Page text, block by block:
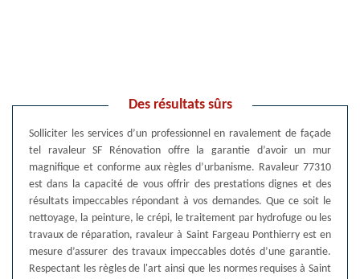
Des résultats sûrs
Solliciter les services d’un professionnel en ravalement de façade
tel ravaleur SF Rénovation offre la garantie d’avoir un mur
magnifique et conforme aux règles d’urbanisme. Ravaleur 77310
est dans la capacité de vous offrir des prestations dignes et des
résultats impeccables répondant à vos demandes. Que ce soit le
nettoyage, la peinture, le crépi, le traitement par hydrofuge ou les
travaux de réparation, ravaleur à Saint Fargeau Ponthierry est en
mesure d’assurer des travaux impeccables dotés d’une garantie.
Respectant les règles de l'art ainsi que les normes requises à Saint